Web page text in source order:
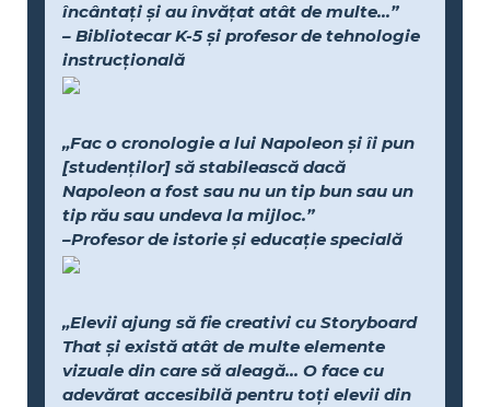
încântați și au învățat atât de multe...”
– Bibliotecar K-5 și profesor de tehnologie
instrucțională
„Fac o cronologie a lui Napoleon și îi pun
[studenților] să stabilească dacă
Napoleon a fost sau nu un tip bun sau un
tip rău sau undeva la mijloc.”
–Profesor de istorie și educație specială
„Elevii ajung să fie creativi cu Storyboard
That și există atât de multe elemente
vizuale din care să aleagă... O face cu
adevărat accesibilă pentru toți elevii din